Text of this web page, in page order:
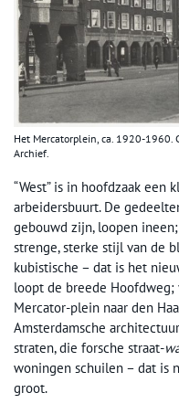
Het Mercatorplein, ca. 1920-1960.
Archief.
“West” is in hoofdzaak een
arbeidersbuurt. De
gebouwd zijn, loopen
strenge, sterke stijl van de
kubistische – dat is het
loopt de breede
Mercator-plein naar den
Amsterdamsche
straten, die forsche straat-
woningen schuilen – dat is
groot.